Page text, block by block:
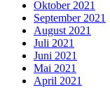
Oktober 2021
September 2021
August 2021
Juli 2021
Juni 2021
Mai 2021
April 2021